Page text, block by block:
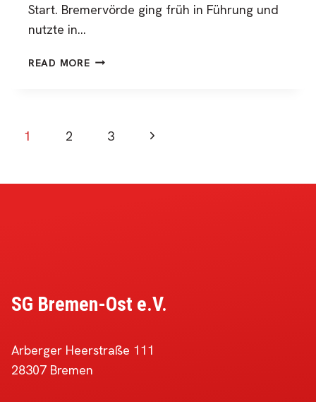
Start. Bremervörde ging früh in Führung und
nutzte in…
READ MORESG
KLAREM
Page
1 2 3
Next
SG Bremen-Ost e.V.
Arberger Heerstraße 111
28307 Bremen